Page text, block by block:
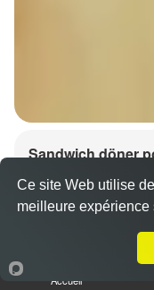
Sandwich döner
Dès7.00 €
Accueil
Ce site Web utilise
meilleure expérience